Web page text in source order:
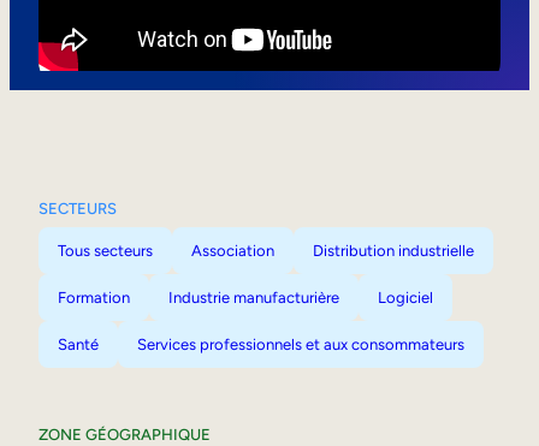
SECTEURS
Tous secteurs Association Distribution industrielle
Formation Industrie manufacturière Logiciel
Santé Services professionnels et aux consommateurs
ZONE GÉOGRAPHIQUE